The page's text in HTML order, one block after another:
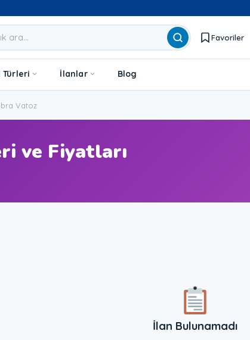
Favoriler
İlanlar Blog
Vatoz
ve Fiyatları
İlan Bulunamadı